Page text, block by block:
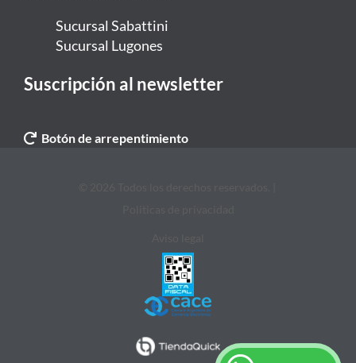
Sucursal Sabattini
Sucursal Lugones
Suscripción al newsletter
Botón de arrepentimiento